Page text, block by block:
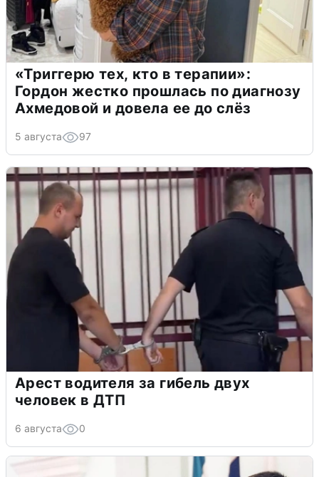
«Триггерю тех, кто в терапии»:
Гордон жестко прошлась по диагнозу
Ахмедовой и довела ее до слёз
5 августа 97
Арест водителя за гибель двух
человек в ДТП
6 августа 0